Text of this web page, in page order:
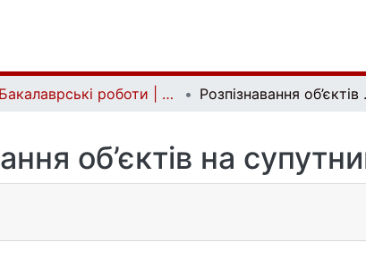
Бакалаврські роботи | Bachelor theses
об’єктів на